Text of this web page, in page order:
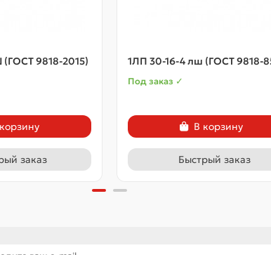
9818-2015)
заказ
1ЛП 30-16-4 лш (ГОСТ 9818-
Под заказ ✓
В корзину
Быстрый заказ